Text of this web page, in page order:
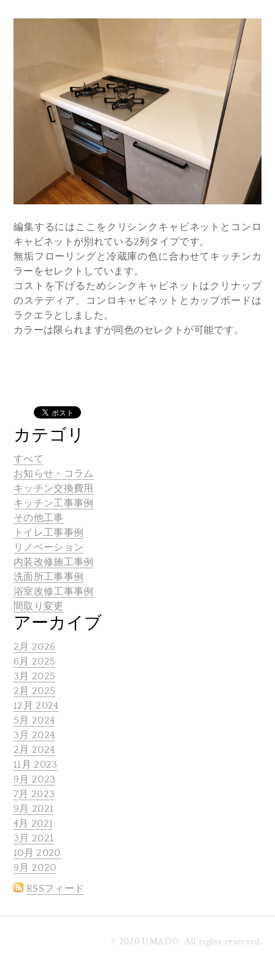
編集するにはここをクリ シンクキャビネットとコンロ
キャビネットが別れている2列タイプです。
無垢フローリングと冷蔵庫の色に合わせてキッチンカ
ラーをセレクトしています。
コストを下げるためシンクキャビネットはクリナップ
のステディア、コンロキャビネットとカップボードは
ラクエラとしました。
カラーは限られますが同色のセレクトが可能です。
カテゴリ
すべて
お知らせ・コラム
キッチン交換費用
キッチン工事事例
その他工事
トイレ工事事例
リノベーション
内装改修施工事例
洗面所工事事例
浴室改修工事事例
間取り変更
アーカイブ
2月 2026
6月 2025
3月 2025
2月 2025
12月 2024
5月 2024
3月 2024
2月 2024
11月 2023
9月 2023
7月 2023
9月 2021
4月 2021
3月 2021
10月 2020
9月 2020
RSSフィード
© 2020 UMADO All rights reserved.